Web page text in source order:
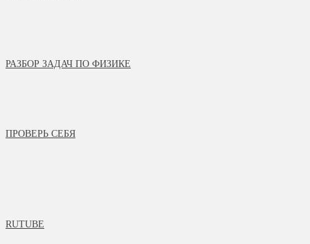
РАЗБОР ЗАДАЧ ПО ФИЗИКЕ
ПРОВЕРЬ СЕБЯ
RUTUBE